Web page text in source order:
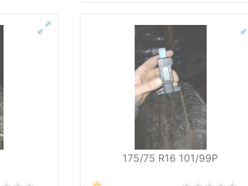
175/75 R16 101/99P